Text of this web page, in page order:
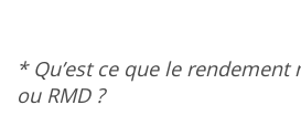
* Qu’est ce que le
ou RMD ?